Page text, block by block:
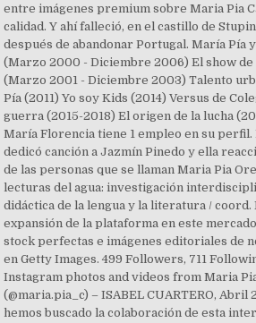
entre imágenes premium sobre Maria Pia
calidad. Y ahí falleció, en el castillo de
después de abandonar Portugal. María Pía
(Marzo 2000 - Diciembre 2006) El show
(Marzo 2001 - Diciembre 2003) Talento
Pía (2011) Yo soy Kids (2014) Versus de
guerra (2015-2018) El origen de la lucha
María Florencia tiene 1 empleo en su perfil.
dedicó canción a Jazmín Pinedo y ella
de las personas que se llaman Maria Pia
lecturas del agua: investigación
didáctica de la lengua y la literatura /
expansión de la plataforma en este
stock perfectas e imágenes editoriales de
en Getty Images. 499 Followers, 711
Instagram photos and videos from Maria
(@maria.pia_c) – ISABEL CUARTERO, Abril
hemos buscado la colaboración de esta